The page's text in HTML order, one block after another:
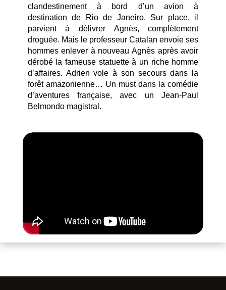
clandestinement à bord d’un avion à
destination de Rio de Janeiro. Sur place, il
parvient à délivrer Agnès, complètement
droguée. Mais le professeur Catalan envoie ses
hommes enlever à nouveau Agnès après avoir
dérobé la fameuse statuette à un riche homme
d’affaires. Adrien vole à son secours dans la
forêt amazonienne… Un must dans la comédie
d’aventures française, avec un Jean-Paul
Belmondo magistral.